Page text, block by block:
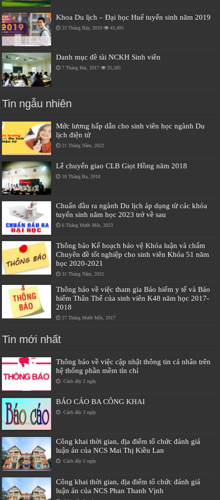
Khoa Du lịch – Đại học Huế tuyển sinh năm 2019
23 Tháng Bảy, 2019 43,495
Danh mục đề tài NCKH Sinh viên
7 Tháng Hai, 2017 35,585
Tin ngẫu nhiên
Mức lương hấp dẫn cho sinh viên học ngành Du
lịch điện tử
21 Tháng Năm, 2022
Lễ chuyển giao CLB Giọt Hồng năm 2018
18 Tháng Ba, 2018
Chuẩn đầu ra ngành Du lịch áp dụng từ các khóa
tuyển sinh năm học 2023 trở về sau
6 Tháng Mười Một, 2023
Thông báo Kế hoạch bảo vệ Khóa luận và chấm
Chuyên đề tốt nghiệp cho sinh viên Khóa 51 năm
học 2020-2021
31 Tháng Năm, 2021
Thông báo về việc tham gia Bảo hiểm y tế và Bảo
hiểm Thân Thể của sinh viên K48 năm học 2017-
2018
27 Tháng Mười Một, 2017
Tin mới nhất
Thông báo về việc cập nhật thông tin cá nhân trên
hệ thống phần mềm tín chỉ
Cách đây 2 ngày
BÁO CÁO BA CÔNG KHAI
Cách đây 3 ngày
Công khai thời gian, địa điểm tổ chức đánh giá
luận án của NCS Mai Thị Kiều Lan
Cách đây 5 ngày
Công khai thời gian, địa điểm tổ chức đánh giá
luận án của NCS Phan Thanh Vịnh